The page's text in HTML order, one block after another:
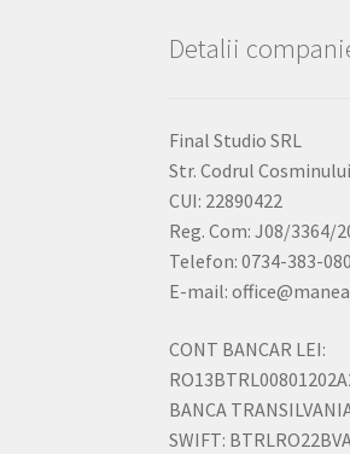
Detalii
Final Studio SRL
Str. Codrul Cosminului
CUI: 22890422
Reg. Com: J08/3364/
Telefon: 0734-383-080
E-mail:
CONT BANCAR LEI:
BANCA
SWIFT: